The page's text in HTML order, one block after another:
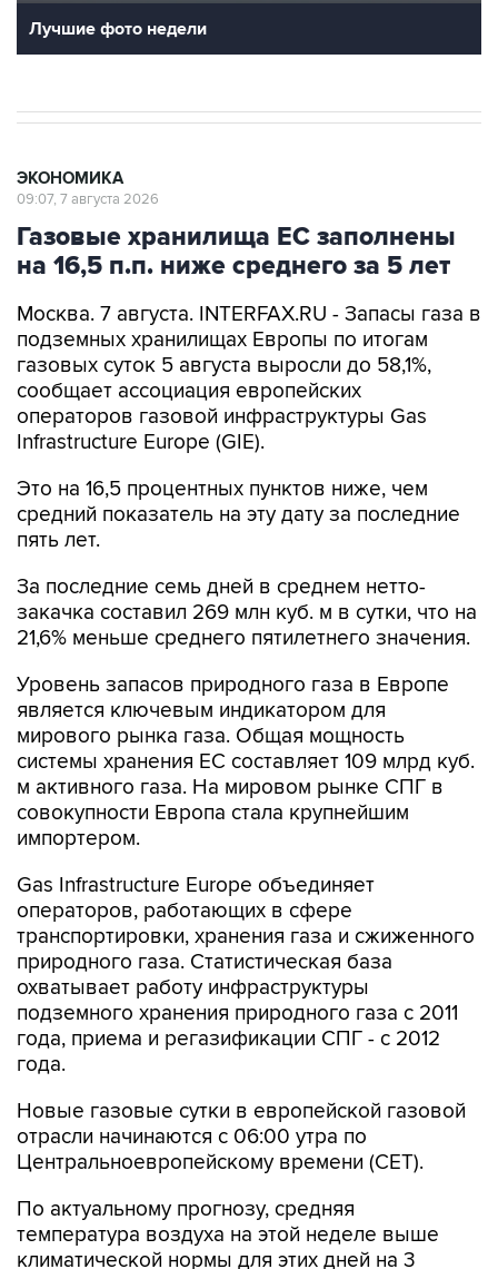
Лучшие фото недели
ЭКОНОМИКА
09:07, 7 августа 2026
Газовые хранилища ЕС заполнены
на 16,5 п.п. ниже среднего за 5 лет
Москва. 7 августа. INTERFAX.RU - Запасы газа в
подземных хранилищах Европы по итогам
газовых суток 5 августа выросли до 58,1%,
сообщает ассоциация европейских
операторов газовой инфраструктуры Gas
Infrastructure Europe (GIE).
Это на 16,5 процентных пунктов ниже, чем
средний показатель на эту дату за последние
пять лет.
За последние семь дней в среднем нетто-
закачка составил 269 млн куб. м в сутки, что на
21,6% меньше среднего пятилетнего значения.
Уровень запасов природного газа в Европе
является ключевым индикатором для
мирового рынка газа. Общая мощность
системы хранения ЕС составляет 109 млрд куб.
м активного газа. На мировом рынке СПГ в
совокупности Европа стала крупнейшим
импортером.
Gas Infrastructure Europe объединяет
операторов, работающих в сфере
транспортировки, хранения газа и сжиженного
природного газа. Статистическая база
охватывает работу инфраструктуры
подземного хранения природного газа с 2011
года, приема и регазификации СПГ - с 2012
года.
Новые газовые сутки в европейской газовой
отрасли начинаются c 06:00 утра по
Центральноевропейскому времени (CET).
По актуальному прогнозу, средняя
температура воздуха на этой неделе выше
климатической нормы для этих дней на 3